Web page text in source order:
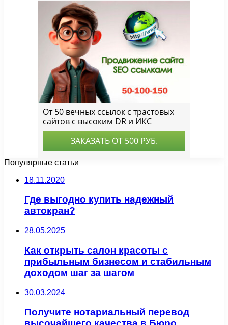
Популярные статьи
18.11.2020
Где выгодно купить надежный
автокран?
28.05.2025
Как открыть салон красоты с
прибыльным бизнесом и стабильным
доходом шаг за шагом
30.03.2024
Получите нотариальный перевод